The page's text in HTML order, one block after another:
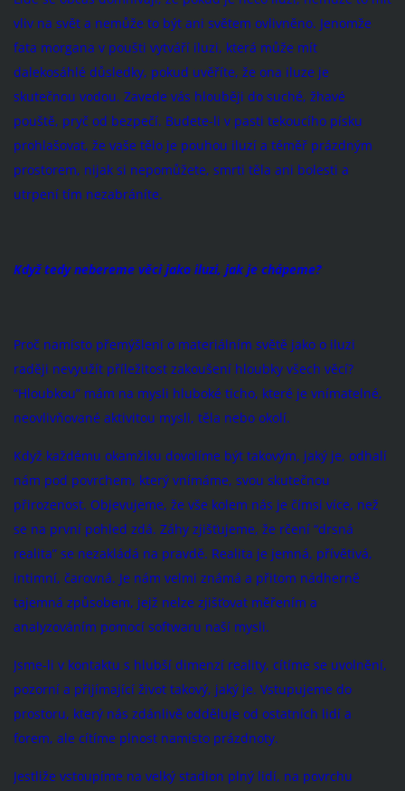
vliv na svět a nemůže to být ani světem ovlivněno. Jenomže
fata morgana v poušti vytváří iluzi, která může mít
dalekosáhlé důsledky, pokud uvěříte, že ona iluze je
skutečnou vodou. Zavede vás hlouběji do suché, žhavé
pouště, pryč od bezpečí. Budete-li v pasti tekoucího písku
prohlašovat, že vaše tělo je pouhou iluzí a téměř prázdným
prostorem, nijak si nepomůžete, smrti těla ani bolesti a
utrpení tím nezabráníte.
Když tedy nebereme věci jako iluzi, jak je chápeme?
Proč namísto přemýšlení o materiálním světě jako o iluzi
raději nevyužít příležitost zakoušení hloubky všech věcí?
“Hloubkou” mám na mysli hluboké ticho, které je vnímatelné,
neovlivňované aktivitou mysli, těla nebo okolí.
Když každému okamžiku dovolíme být takovým, jaký je, odhalí
nám pod povrchem, který vnímáme, svou skutečnou
přirozenost. Objevujeme, že vše kolem nás je čímsi více, než
se na první pohled zdá. Záhy zjišťujeme, že rčení “drsná
realita” se nezakládá na pravdě. Realita je jemná, přívětivá,
intimní, čarovná. Je nám velmi známá a přitom nádherně
tajemná způsobem, jejž nelze zjišťovat měřením a
analyzováním pomocí softwaru naší mysli.
Jsme-li v kontaktu s hlubší dimenzí reality, cítíme se uvolnění,
pozorní a přijímající život takový, jaký je. Vstupujeme do
prostoru, který nás zdánlivě odděluje od ostatních lidí a
forem, ale cítíme plnost namísto prázdnoty.
Jestliže vstoupíme na velký stadion plný lidí, na povrchu